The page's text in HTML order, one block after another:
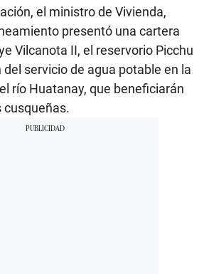
el ministro de Vivienda,
presentó una cartera
Vilcanota II, el reservorio Picchu
del servicio de agua potable en la
río Huatanay, que beneficiarán
cusqueñas.